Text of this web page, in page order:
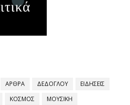
ΑΡΘΡΑ ΔΕΔΟΓΛΟΥ
ΕΙΔΗΣΕΙΣ
ΚΟΣΜΟΣ
ΜΟΥΣΙΚΗ